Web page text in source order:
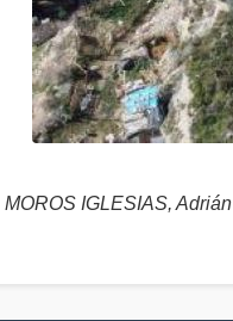
MOROS IGLESIAS, Adrián